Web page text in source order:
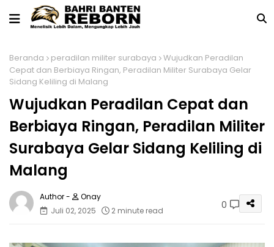
Beranda peradilan militer surabaya
Wujudkan Peradilan
Cepat dan Berbiaya Ringan, Peradilan Militer Surabaya Gelar
Sidang Keliling di Malang
Wujudkan Peradilan Cepat dan
Berbiaya Ringan, Peradilan Militer
Surabaya Gelar Sidang Keliling di
Malang
Onay
Juli 02, 2025
2 minute read 0